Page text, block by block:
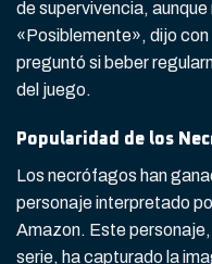
de supervivencia,
«Posiblemente», dijo con
preguntó si beber
del juego.
Popularidad de los
Los necrófagos han
personaje interpretado
Amazon. Este
serie, ha capturado la